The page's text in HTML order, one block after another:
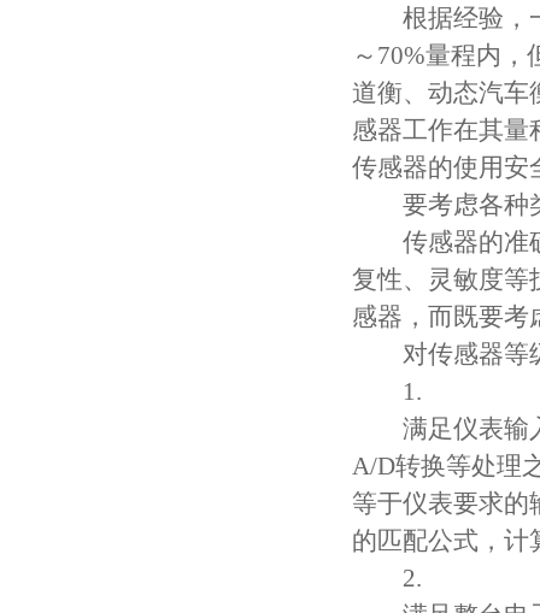
根据经验，
～70%量程内
道衡、动态汽车
感器工作在其量
传感器的使用安
要考虑各种
传感器的准确
复性、灵敏度等
感器，而既要考
对传感器等级
1.
满足仪表输入
A/D转换等处理
等于仪表要求的
的匹配公式，计
2.